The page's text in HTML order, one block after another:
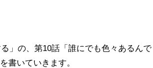
」の、第10話「誰にでも色々あるんで
書いていきます。